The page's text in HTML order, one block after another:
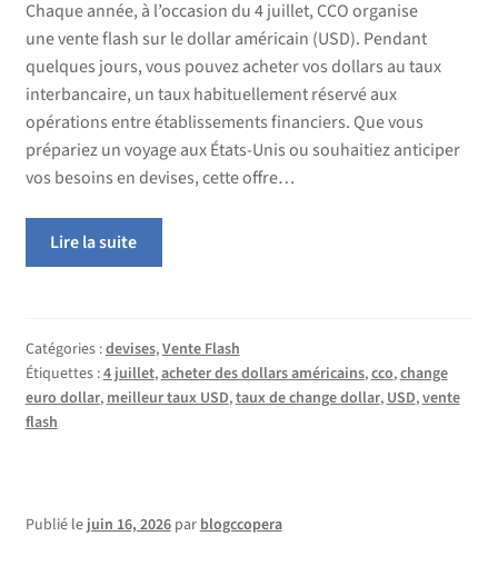
Chaque année, à l’occasion du 4 juillet, CCO organise
une vente flash sur le dollar américain (USD). Pendant
quelques jours, vous pouvez acheter vos dollars au taux
interbancaire, un taux habituellement réservé aux
opérations entre établissements financiers. Que vous
prépariez un voyage aux États-Unis ou souhaitiez anticiper
vos besoins en devises, cette offre…
Lire la suite
Catégories :devises,Vente Flash
Étiquettes :4 juillet,acheter des dollars américains,cco,change
euro dollar, meilleur taux USD,taux de change dollar, USD,vente
flash
Publié le juin 16, 2026 par blogccopera